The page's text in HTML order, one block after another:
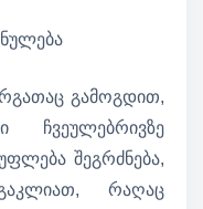
გამოგდით,
შეგრძნება,
რაღაც